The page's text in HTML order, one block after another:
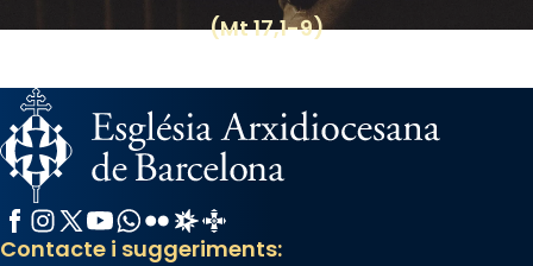
(Mt 17,1-9)
Facebook
Instagram
X / Twitter
YouTube
WhatsApp
FlickrRadio Estel
Catalunya Cristiana
Contacte i suggeriments: